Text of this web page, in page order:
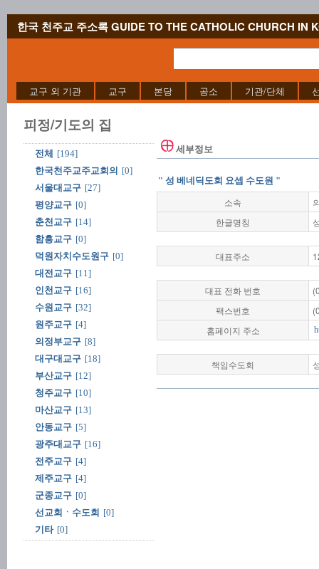
한국 천주교 주소록 GUIDE TO THE CATHOLIC CHURCH IN
교구 외 기관 교구 본당 공소 기관/단체
피정/기도의 집
전체
[194]
한국천주교주교회의 [0]
서울대교구 [27]
평양교구 [0]
춘천교구 [14]
함흥교구 [0]
덕원자치수도원구 [0]
대전교구 [11]
인천교구 [16]
수원교구 [32]
원주교구 [4]
의정부교구 [8]
대구대교구 [18]
부산교구 [12]
청주교구 [10]
마산교구 [13]
안동교구 [5]
광주대교구 [16]
전주교구 [4]
제주교구 [4]
군종교구 [0]
선교회ㆍ수도회 [0]
기타 [0]
세부정보
" 성 베네딕도회 요셉 수도원 "
소속
한글명칭
대표주소
대표 전화 번호
팩스번호
홈페이지 주소
책임수도회